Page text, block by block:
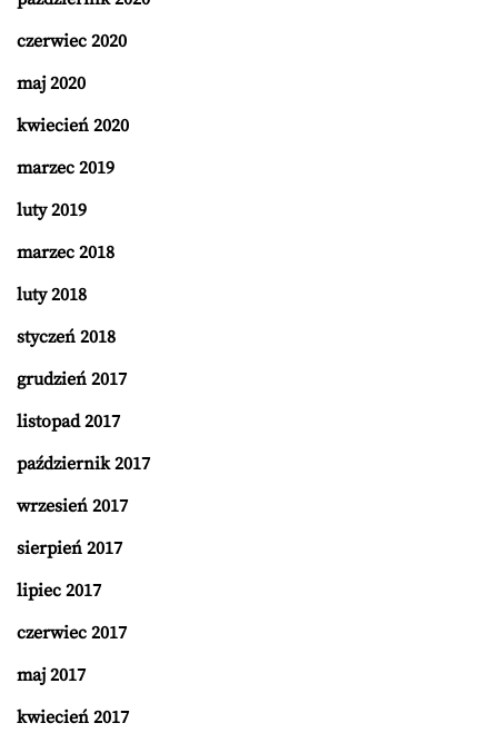
czerwiec 2020
maj 2020
kwiecień 2020
marzec 2019
luty 2019
marzec 2018
luty 2018
styczeń 2018
grudzień 2017
listopad 2017
październik 2017
wrzesień 2017
sierpień 2017
lipiec 2017
czerwiec 2017
maj 2017
kwiecień 2017